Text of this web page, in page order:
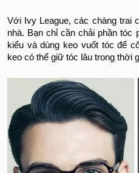
Với Ivy League, các chàng trai
nhà. Bạn chỉ cần chải phần tóc
kiểu và dùng keo vuốt tóc để
keo có thể giữ tóc lâu trong thời